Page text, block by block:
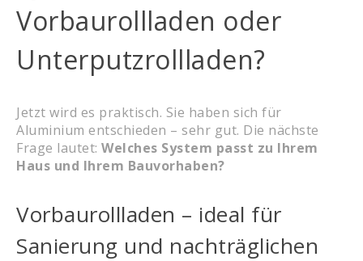
Vorbaurollladen oder
Unterputzrollladen?
Jetzt wird es praktisch. Sie haben sich für
Aluminium entschieden – sehr gut. Die nächste
Frage lautet: Welches System passt zu Ihrem
Haus und Ihrem Bauvorhaben?
Vorbaurollladen – ideal für
Sanierung und nachträglichen